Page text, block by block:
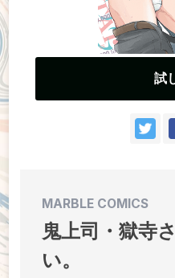
持ち込み・作品投稿
作家さんへのプ
ドラマCD
試
MARBLE COMICS
鬼上司・獄寺
い。